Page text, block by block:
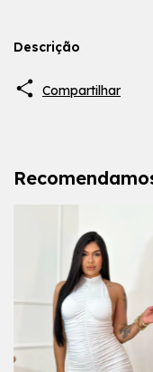
Descrição
Compartilhar